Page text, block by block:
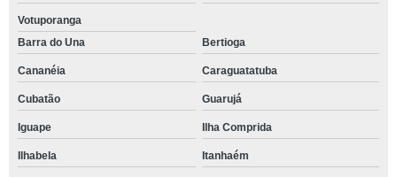
Votuporanga
Barra do Una
Bertioga
Cananéia Caraguatatuba
Cubatão Guarujá
Iguape Ilha Comprida
Ilhabela Itanhaém